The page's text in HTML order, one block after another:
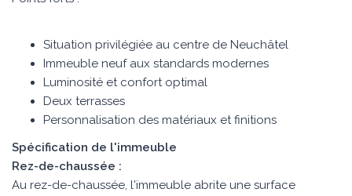
Situation privilégiée au centre de Neuchâtel
Immeuble neuf aux standards modernes
Luminosité et confort optimal
Deux terrasses
Personnalisation des matériaux et finitions
Spécification de l'immeuble
Rez-de-chaussée :
Au rez-de-chaussée, l'immeuble abrite une surface